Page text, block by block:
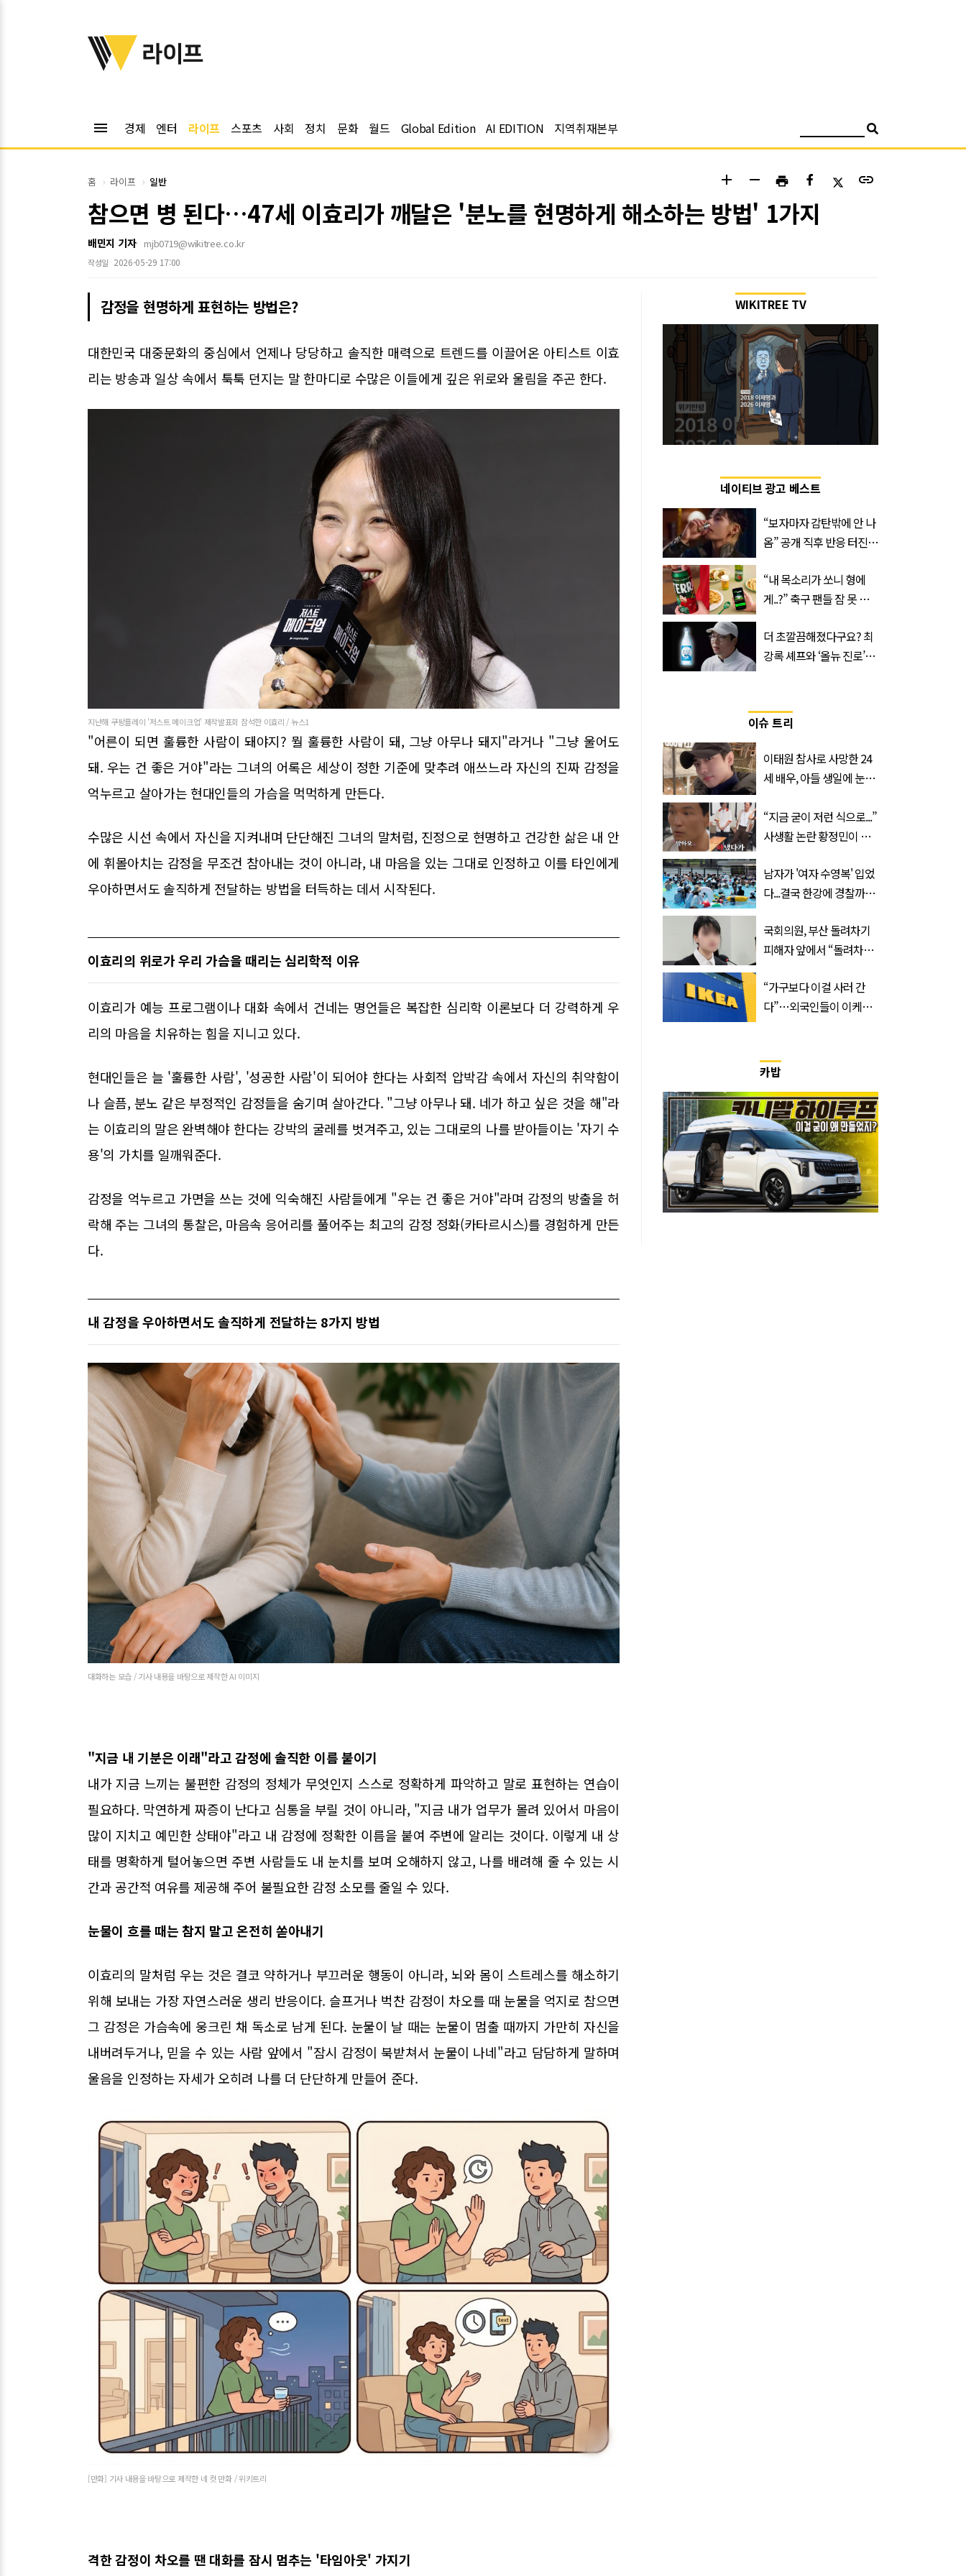
위키트리
라이프
menu 경제 엔터 라이프 스포츠 사회 정치 문화 월드 Global Edition AI EDITION 지역취재본부
홈 라이프 일반 add remove print link
참으면 병 된다…47세 이효리가 깨달은 '분노를 현명하게 해소하는 방법' 1가지
배민지 기자 mjb0719@wikitree.co.kr
작성일 2026-05-29 17:00
감정을 현명하게 표현하는 방법은?
대한민국 대중문화의 중심에서 언제나 당당하고 솔직한 매력으로 트렌드를 이끌어온 아티스트 이효
리는 방송과 일상 속에서 툭툭 던지는 말 한마디로 수많은 이들에게 깊은 위로와 울림을 주곤 한다.
지난해 쿠팡플레이 '저스트 메이크업' 제작발표회 참석한 이효리 / 뉴스1
"어른이 되면 훌륭한 사람이 돼야지? 뭘 훌륭한 사람이 돼, 그냥 아무나 돼지"라거나 "그냥 울어도
돼. 우는 건 좋은 거야"라는 그녀의 어록은 세상이 정한 기준에 맞추려 애쓰느라 자신의 진짜 감정을
억누르고 살아가는 현대인들의 가슴을 먹먹하게 만든다.
수많은 시선 속에서 자신을 지켜내며 단단해진 그녀의 말처럼, 진정으로 현명하고 건강한 삶은 내 안
에 휘몰아치는 감정을 무조건 참아내는 것이 아니라, 내 마음을 있는 그대로 인정하고 이를 타인에게
우아하면서도 솔직하게 전달하는 방법을 터득하는 데서 시작된다.
이효리의 위로가 우리 가슴을 때리는 심리학적 이유
이효리가 예능 프로그램이나 대화 속에서 건네는 명언들은 복잡한 심리학 이론보다 더 강력하게 우
리의 마음을 치유하는 힘을 지니고 있다.
현대인들은 늘 '훌륭한 사람', '성공한 사람'이 되어야 한다는 사회적 압박감 속에서 자신의 취약함이
나 슬픔, 분노 같은 부정적인 감정들을 숨기며 살아간다. "그냥 아무나 돼. 네가 하고 싶은 것을 해"라
는 이효리의 말은 완벽해야 한다는 강박의 굴레를 벗겨주고, 있는 그대로의 나를 받아들이는 '자기 수
용'의 가치를 일깨워준다.
감정을 억누르고 가면을 쓰는 것에 익숙해진 사람들에게 "우는 건 좋은 거야"라며 감정의 방출을 허
락해 주는 그녀의 통찰은, 마음속 응어리를 풀어주는 최고의 감정 정화(카타르시스)를 경험하게 만든
다.
내 감정을 우아하면서도 솔직하게 전달하는 8가지 방법
대화하는 모습 / 기사 내용을 바탕으로 제작한 AI 이미지
"지금 내 기분은 이래"라고 감정에 솔직한 이름 붙이기
내가 지금 느끼는 불편한 감정의 정체가 무엇인지 스스로 정확하게 파악하고 말로 표현하는 연습이
필요하다. 막연하게 짜증이 난다고 심통을 부릴 것이 아니라, "지금 내가 업무가 몰려 있어서 마음이
많이 지치고 예민한 상태야"라고 내 감정에 정확한 이름을 붙여 주변에 알리는 것이다. 이렇게 내 상
태를 명확하게 털어놓으면 주변 사람들도 내 눈치를 보며 오해하지 않고, 나를 배려해 줄 수 있는 시
간과 공간적 여유를 제공해 주어 불필요한 감정 소모를 줄일 수 있다.
눈물이 흐를 때는 참지 말고 온전히 쏟아내기
이효리의 말처럼 우는 것은 결코 약하거나 부끄러운 행동이 아니라, 뇌와 몸이 스트레스를 해소하기
위해 보내는 가장 자연스러운 생리 반응이다. 슬프거나 벅찬 감정이 차오를 때 눈물을 억지로 참으면
그 감정은 가슴속에 웅크린 채 독소로 남게 된다. 눈물이 날 때는 눈물이 멈출 때까지 가만히 자신을
내버려두거나, 믿을 수 있는 사람 앞에서 "잠시 감정이 북받쳐서 눈물이 나네"라고 담담하게 말하며
울음을 인정하는 자세가 오히려 나를 더 단단하게 만들어 준다.
[만화] 기사 내용을 바탕으로 제작한 네 컷 만화 / 위키트리
격한 감정이 차오를 땐 대화를 잠시 멈추는 '타임아웃' 가지기
WIKITREE TV
네이티브 광고 베스트
“보자마자 감탄밖에 안 나
옴” 공개 직후 반응 터진
“내 목소리가 쏘니 형에
게..?” 축구 팬들 잠 못 들
트
더 초깔끔해졌다구요? 최
강록 셰프와 ‘올뉴 진로’의
이슈 트리
이태원 참사로 사망한 24
세 배우, 아들 생일에 눈물
“지금 굳이 저런 식으로...”
사생활 논란 황정민이 곧
남자가 '여자 수영복' 입었
다...결국 한강에 경찰까지
국회의원, 부산 돌려차기
피해자 앞에서 “돌려차기
“가구보다 이걸 사러 간
다”…외국인들이 이케아
카밥